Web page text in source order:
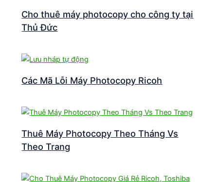
Cho thuê máy photocopy cho công ty tại
Thủ Đức
Các Mã Lỗi Máy Photocopy Ricoh
Thuê Máy Photocopy Theo Tháng Vs
Theo Trang